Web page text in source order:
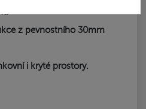
z pevnostního 30mm
i kryté prostory.